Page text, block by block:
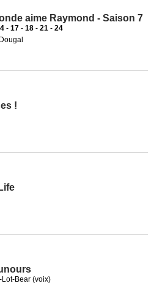
aime Raymond - Saison 7
- 17 - 18 - 21 - 24
!
Lot-Bear (voix)